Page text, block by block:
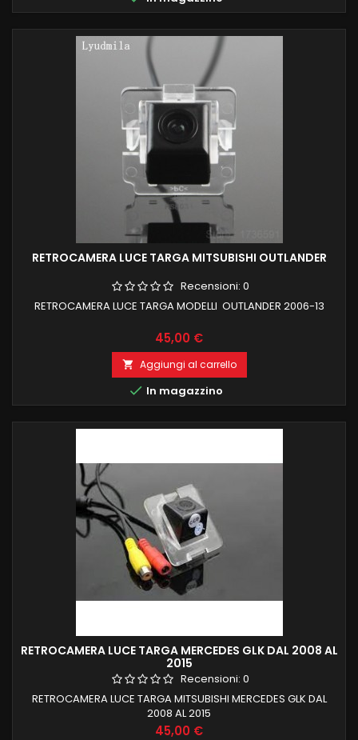
RETROCAMERA LUCE TARGA MITSUBISHI OUTLANDER
Recensioni: 0
RETROCAMERA LUCE TARGA MODELLI OUTLANDER 2006-13
Prezzo
45,00 €
 Aggiungi al carrello
 In magazzino
RETROCAMERA LUCE TARGA MERCEDES GLK DAL 2008 AL
2015
Recensioni: 0
RETROCAMERA LUCE TARGA MITSUBISHI MERCEDES GLK DAL
2008 AL 2015
Prezzo
45,00 €